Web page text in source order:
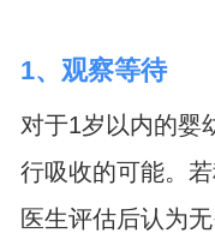
1、观察等待
对于1岁以内的婴
行吸收的可能。
医生评估后认为